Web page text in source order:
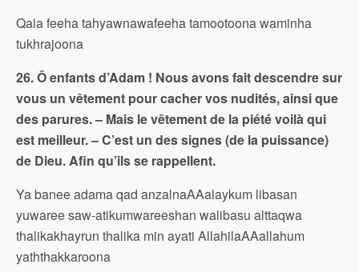
Qala feeha tahyawnawafeeha tamootoona waminha
tukhrajoona
26. Ô enfants d’Adam ! Nous avons fait descendre sur
vous un vêtement pour cacher vos nudités, ainsi que
des parures. – Mais le vêtement de la piété voilà qui
est meilleur. – C’est un des signes (de la puissance)
de Dieu. Afin qu’ils se rappellent.
Ya banee adama qad anzalnaAAalaykum libasan
yuwaree saw-atikumwareeshan walibasu alttaqwa
thalikakhayrun thalika min ayati AllahilaAAallahum
yaththakkaroona